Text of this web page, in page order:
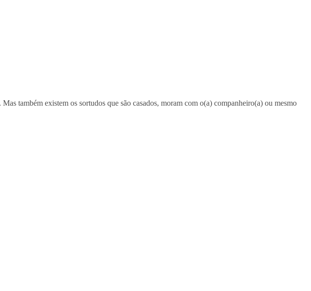
. Mas também existem os sortudos que são casados, moram com o(a) companheiro(a) ou mesmo